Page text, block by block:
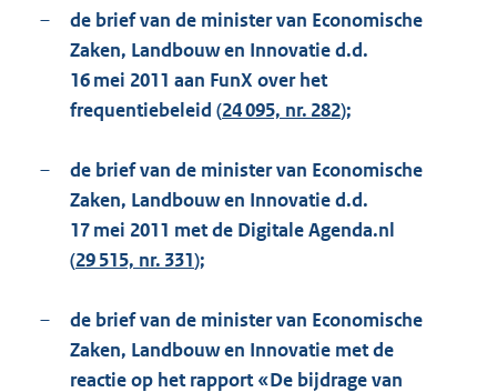
–
de brief van de minister van Economische
Zaken, Landbouw en Innovatie d.d.
16 mei 2011 aan FunX over het
frequentiebeleid (24 095, nr. 282);
–
de brief van de minister van Economische
Zaken, Landbouw en Innovatie d.d.
17 mei 2011 met de Digitale Agenda.nl
(29 515, nr. 331);
–
de brief van de minister van Economische
Zaken, Landbouw en Innovatie met de
reactie op het rapport «De bijdrage van